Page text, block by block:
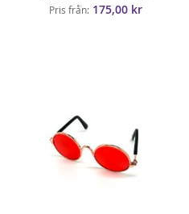
Pris från 175,00 kr